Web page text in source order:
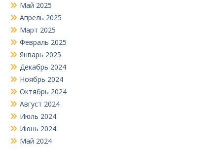
Май 2025
Апрель 2025
Март 2025
Февраль 2025
Январь 2025
Декабрь 2024
Ноябрь 2024
Октябрь 2024
Август 2024
Июль 2024
Июнь 2024
Май 2024